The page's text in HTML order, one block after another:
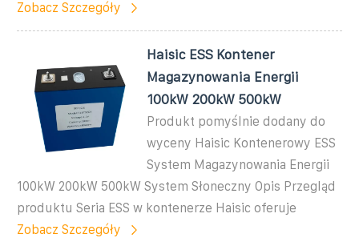
Zobacz Szczegóły
Haisic ESS Kontener
Magazynowania Energii
100kW 200kW 500kW
Produkt pomyślnie dodany do
wyceny Haisic Kontenerowy ESS
System Magazynowania Energii
100kW 200kW 500kW System Słoneczny Opis Przegląd
produktu Seria ESS w kontenerze Haisic oferuje
Zobacz Szczegóły